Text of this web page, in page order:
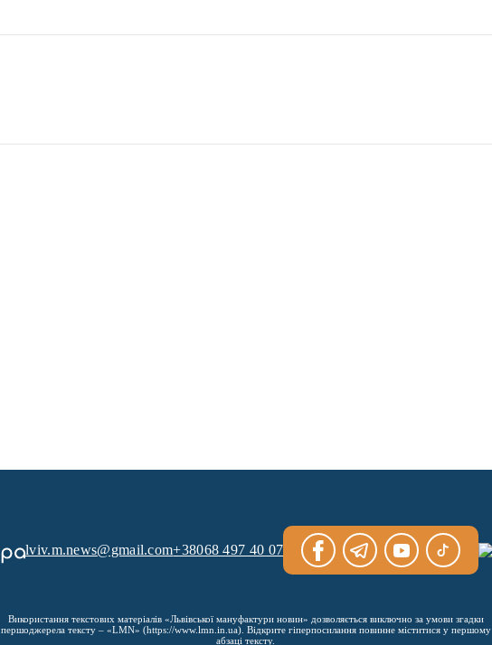
lviv.m.news@gmail.com+38068 497 40 07
Використання текстових матеріалів «Львівської мануфактури новин» дозволяється виключно за умови згадки
першоджерела тексту – «LMN» (https://www.lmn.in.ua). Відкрите гіперпосилання повинне міститися у першому
абзаці тексту.